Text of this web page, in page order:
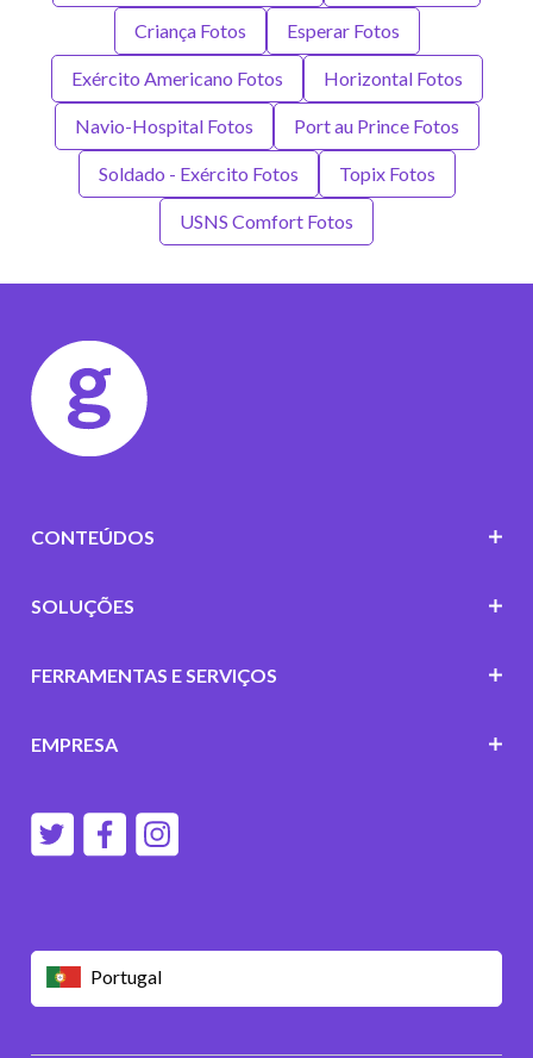
Criança Fotos Esperar Fotos
Exército Americano Fotos Horizontal Fotos
Navio-Hospital Fotos Port au Prince Fotos
Soldado - Exército Fotos Topix Fotos
USNS Comfort Fotos
Portugal
CONTEÚDOS
SOLUÇÕES
FERRAMENTAS E SERVIÇOS
EMPRESA